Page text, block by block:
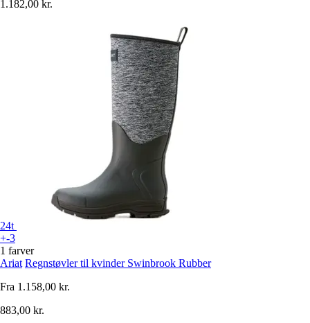
1.182,00 kr.
24t
+-3
1 farver
Ariat Regnstøvler til kvinder Swinbrook Rubber
Fra 1.158,00 kr.
883,00 kr.